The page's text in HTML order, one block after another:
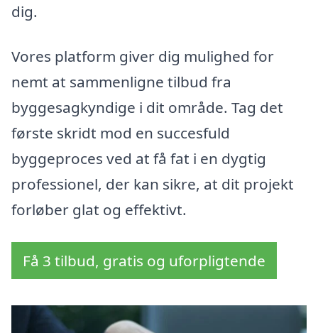
dig.
Vores platform giver dig mulighed for
nemt at sammenligne tilbud fra
byggesagkyndige i dit område. Tag det
første skridt mod en succesfuld
byggeproces ved at få fat i en dygtig
professionel, der kan sikre, at dit projekt
forløber glat og effektivt.
Få 3 tilbud, gratis og uforpligtende